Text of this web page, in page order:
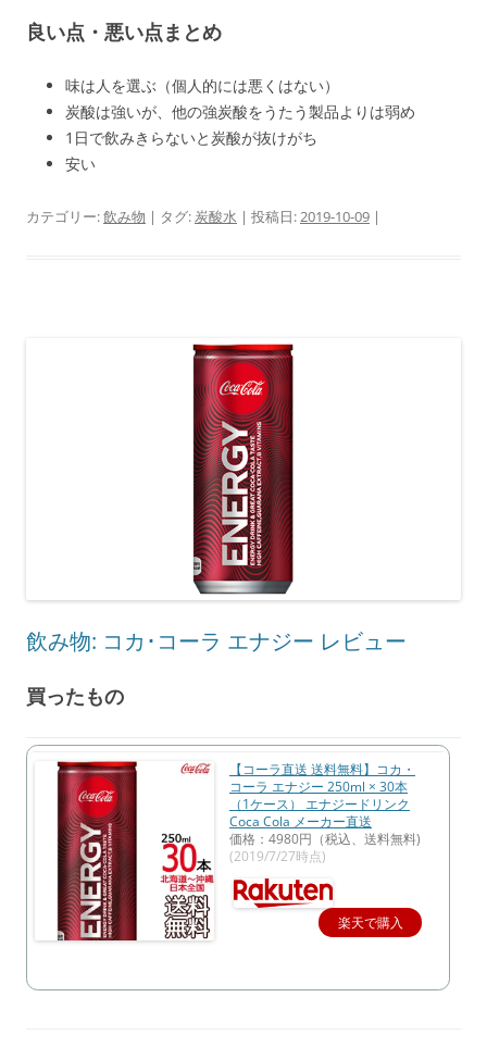
良い点・悪い点まとめ
味は人を選ぶ（個人的には悪くはない）
炭酸は強いが、他の強炭酸をうたう製品よりは弱め
1日で飲みきらないと炭酸が抜けがち
安い
カテゴリー:飲み物 | タグ:炭酸水 | 投稿日:2019-10-09 |
飲み物: コカ･コーラ エナジー レビュー
買ったもの
【コーラ直送 送料無料】コカ・
コーラ エナジー 250ml × 30本
（1ケース） エナジードリンク
Coca Cola メーカー直送
価格：4980円（税込、送料無料)
(2019/7/27時点)
楽天で購入